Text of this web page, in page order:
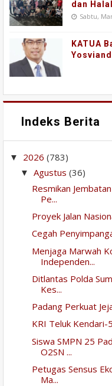
dan
Sabtu,
KATUA
Indeks Berita
▼ 2026 (783)
▼ Agustus (36)
Resmikan
Pe...
Proyek Jalan
Cegah
Menjaga Marwah
Independen...
Ditlantas Polda
Kes...
Padang Perkuat
KRI Teluk Kendari-
Siswa SMPN 25
O2SN ...
Petugas Sensus
Ma...